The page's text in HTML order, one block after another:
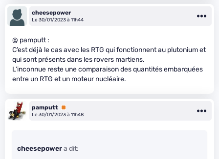
cheesepower
Le 30/01/2023 à 11h44
@ pamputt :
C’est déjà le cas avec les RTG qui fonctionnent au plutonium et
qui sont présents dans les rovers martiens.
L’inconnue reste une comparaison des quantités embarquées
entre un RTG et un moteur nucléaire.
pamputt Premium
Le 30/01/2023 à 11h48
cheesepowera dit: